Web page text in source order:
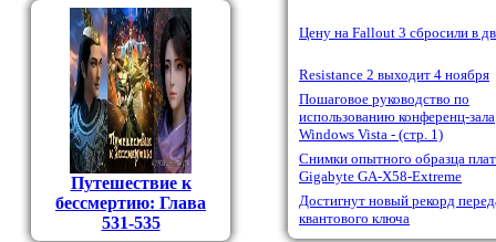
Путешествие к
бессмертию: Глава
531-535
Цену на Fallout 3 сбросили в
Resistance 2 выходит 4 ноября
Пошаговое руководство по
использованию конференц-зала
Windows Vista - (стр. 1)
Снимки опытного образца
Gigabyte GA-X58-Extreme
Достигнут новый рекорд
квантового ключа